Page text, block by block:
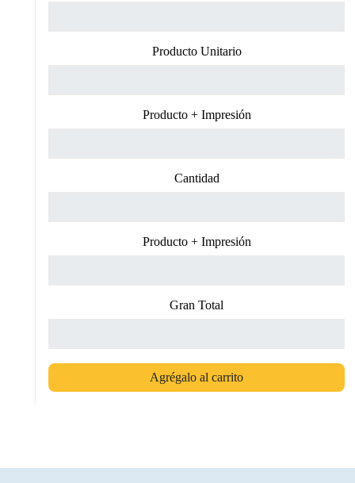
Producto Unitario
Producto + Impresión
Cantidad
Producto + Impresión
Gran Total
Agrégalo al carrito